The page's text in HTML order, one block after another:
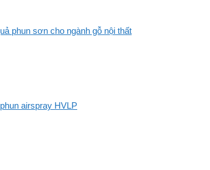
phun sơn cho ngành gỗ nội thất
airspray HVLP